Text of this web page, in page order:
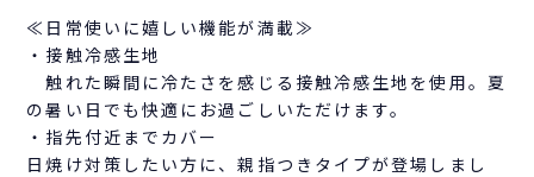
≪日常使いに嬉しい機能が満載≫
・接触冷感生地
触れた瞬間に冷たさを感じる接触冷感生地を使用。夏
の暑い日でも快適にお過ごしいただけます。
・指先付近までカバー
日焼け対策したい方に、親指つきタイプが登場しまし